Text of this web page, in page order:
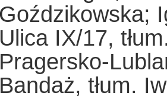
Goździkowska;
Ulica IX/17,
Pragersko-
Bandaż, tłum.